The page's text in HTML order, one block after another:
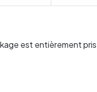
est entièrement